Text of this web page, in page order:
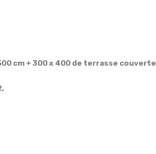
cm + 300 x 400 de terrasse couverte